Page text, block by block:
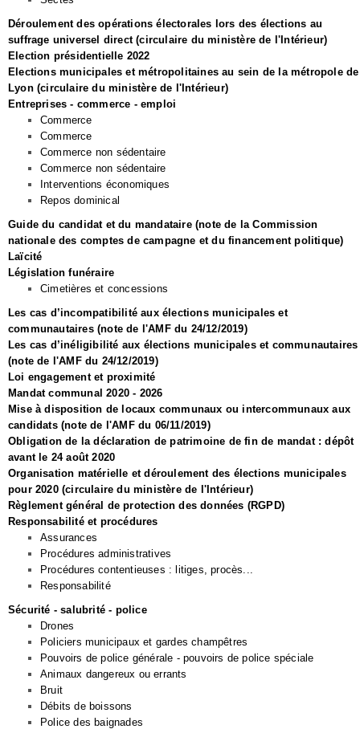
Déroulement des opérations électorales lors des élections au
suffrage universel direct (circulaire du ministère de l'Intérieur)
Election présidentielle 2022
Elections municipales et métropolitaines au sein de la métropole de
Lyon (circulaire du ministère de l'Intérieur)
Entreprises - commerce - emploi
Commerce
Commerce
Commerce non sédentaire
Commerce non sédentaire
Interventions économiques
Repos dominical
Guide du candidat et du mandataire (note de la Commission
nationale des comptes de campagne et du financement politique)
Laïcité
Législation funéraire
Cimetières et concessions
Les cas d’incompatibilité aux élections municipales et
communautaires (note de l'AMF du 24/12/2019)
Les cas d’inéligibilité aux élections municipales et communautaires
(note de l'AMF du 24/12/2019)
Loi engagement et proximité
Mandat communal 2020 - 2026
Mise à disposition de locaux communaux ou intercommunaux aux
candidats (note de l'AMF du 06/11/2019)
Obligation de la déclaration de patrimoine de fin de mandat : dépôt
avant le 24 août 2020
Organisation matérielle et déroulement des élections municipales
pour 2020 (circulaire du ministère de l'Intérieur)
Règlement général de protection des données (RGPD)
Responsabilité et procédures
Assurances
Procédures administratives
Procédures contentieuses : litiges, procès...
Responsabilité
Sécurité - salubrité - police
Drones
Policiers municipaux et gardes champêtres
Pouvoirs de police générale - pouvoirs de police spéciale
Animaux dangereux ou errants
Bruit
Débits de boissons
Police des baignades